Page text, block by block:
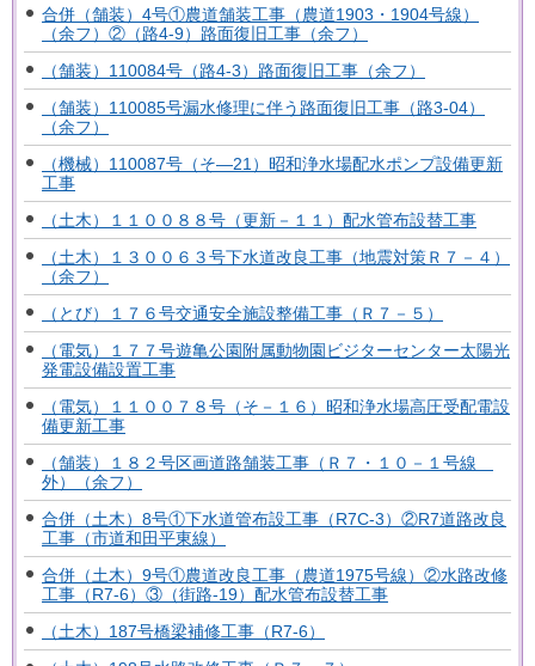
合併（舗装）4号①農道舗装工事（農道1903・1904号線）
（余フ）②（路4-9）路面復旧工事（余フ）
（舗装）110084号（路4-3）路面復旧工事（余フ）
（舗装）110085号漏水修理に伴う路面復旧工事（路3-04）
（余フ）
（機械）110087号（そ―21）昭和浄水場配水ポンプ設備更新
工事
（土木）１１００８８号（更新－１１）配水管布設替工事
（土木）１３００６３号下水道改良工事（地震対策Ｒ７－４）
（余フ）
（とび）１７６号交通安全施設整備工事（Ｒ７－５）
（電気）１７７号遊亀公園附属動物園ビジターセンター太陽光
発電設備設置工事
（電気）１１００７８号（そ－１６）昭和浄水場高圧受配電設
備更新工事
（舗装）１８２号区画道路舗装工事（Ｒ７・１０－１号線
外）（余フ）
合併（土木）8号①下水道管布設工事（R7C-3）②R7道路改良
工事（市道和田平東線）
合併（土木）9号①農道改良工事（農道1975号線）②水路改修
工事（R7-6）③（街路-19）配水管布設替工事
（土木）187号橋梁補修工事（R7-6）